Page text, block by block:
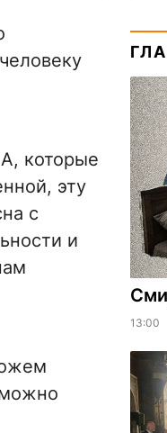
которые
эту
с
и
13:00